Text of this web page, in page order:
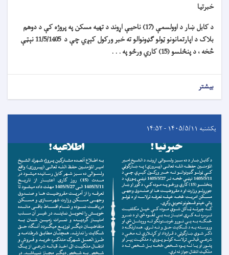
خبرتیا
د کابل ښار د اوولسمې (17) ناحیې اړوند د تهیه مسکن په پروژه کې د دوهم
بلاک د اپارتمانونو ټولو ګډونوالو ته خبر ورکول کېږي چې د 11/5/1405 نېټې
څخه ، د پنځلسو (15) کاري ورځو په . . .
بیشتر
یکشنبه ۱۴۰۵/۵/۱۱ - ۱۴:۵۲